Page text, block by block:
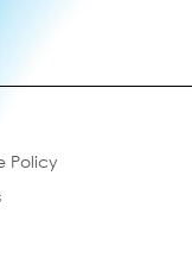
Policy